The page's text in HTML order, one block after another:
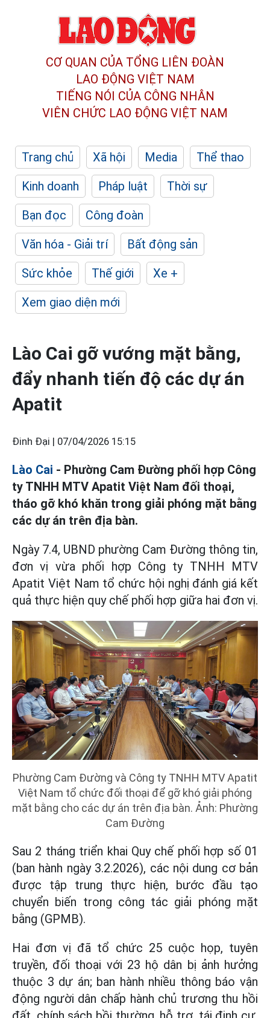
CƠ QUAN CỦA TỔNG LIÊN ĐOÀN
LAO ĐỘNG VIỆT NAM
TIẾNG NÓI CỦA CÔNG NHÂN
VIÊN CHỨC LAO ĐỘNG VIỆT NAM
Trang chủ Xã hội Media
Thể thao
Kinh doanh
Pháp luật
Thời sự
Bạn đọc
Công đoàn
Văn hóa - Giải trí
Bất động sản
Sức khỏe
Thế giới
Xe +
Xem giao diện mới
Lào Cai gỡ vướng mặt bằng,
đẩy nhanh tiến độ các dự án
Apatit
Đinh Đại | 07/04/2026 15:15
Lào Cai - Phường Cam Đường phối hợp Công
ty TNHH MTV Apatit Việt Nam đối thoại,
tháo gỡ khó khăn trong giải phóng mặt bằng
các dự án trên địa bàn.
Ngày 7.4, UBND phường Cam Đường thông tin,
đơn vị vừa phối hợp Công ty TNHH MTV
Apatit Việt Nam tổ chức hội nghị đánh giá kết
quả thực hiện quy chế phối hợp giữa hai đơn vị.
Phường Cam Đường và Công ty TNHH MTV Apatit
Việt Nam tổ chức đối thoại để gỡ khó giải phóng
mặt bằng cho các dự án trên địa bàn. Ảnh: Phường
Cam Đường
Sau 2 tháng triển khai Quy chế phối hợp số 01
(ban hành ngày 3.2.2026), các nội dung cơ bản
được tập trung thực hiện, bước đầu tạo
chuyển biến trong công tác giải phóng mặt
bằng (GPMB).
Hai đơn vị đã tổ chức 25 cuộc họp, tuyên
truyền, đối thoại với 23 hộ dân bị ảnh hưởng
thuộc 3 dự án; ban hành nhiều thông báo vận
động người dân chấp hành chủ trương thu hồi